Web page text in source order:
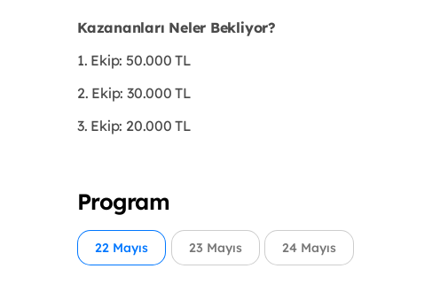
Kazananları Neler Bekliyor?
1. Ekip: 50.000 TL
2. Ekip: 30.000 TL
3. Ekip: 20.000 TL
Program
22 Mayıs 23 Mayıs 24 Mayıs